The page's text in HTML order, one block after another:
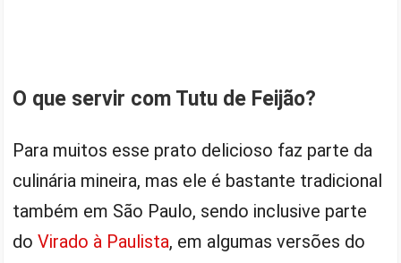
O que servir com Tutu de Feijão?
Para muitos esse prato delicioso faz parte da
culinária mineira, mas ele é bastante tradicional
também em São Paulo, sendo inclusive parte
doVirado à Paulista, em algumas versões do